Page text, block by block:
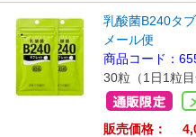
乳酸菌B240タ
メール便
商品コード：
30粒（1日1粒
販売価格：